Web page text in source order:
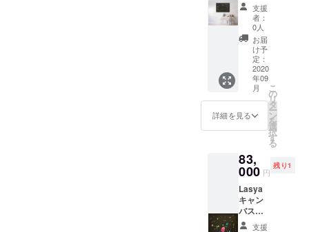
備考欄
にご要
望をご
記載く
ださ
い。 ※
備考欄
にご記
載がな
い場合
は、こ
させて
いただ
きま
す。 飾
る場所
がお決
まりで
m 紙に
アクリ
ル、イ
ンク
支援
者：
0人
お届
け予
定：
2020
年09
月
詳細を見る
こ
の
リ
タ
ー
ン
を
選
択
す
る
83,
000 円
残り1
Lasya
キャン
バスに
アクリ
支援